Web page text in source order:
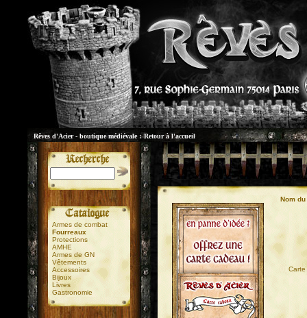
Rêves d'Acier - boutique médiévale : Retour à l'accueil
Armes de combat
Fourreaux
Protections
AMHE
Armes de GN
Vêtements
Accessoires
Bijoux
Livres
Gastronomie
Nom